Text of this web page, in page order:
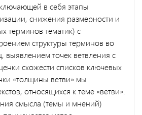
в себя этапы
снижения размерности и
терминов тематик) с
структуры терминов во
выявлением точек ветвления с
схожести списков ключевых
«толщины ветви» мы
относящихся к теме «ветви».
смысла (темы и мнений)